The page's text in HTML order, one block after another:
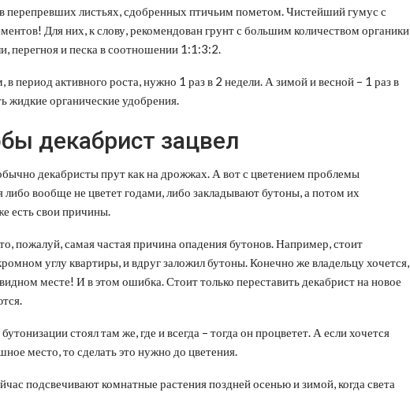
перепревших листьях, сдобренных птичьим пометом. Чистейший гумус с
Для них, к слову, рекомендован грунт с большим количеством органики
перегноя и песка в соотношении 1:1:3:2.
период активного роста, нужно 1 раз в 2 недели. А зимой и весной – 1 раз в
жидкие органические удобрения.
декабрист зацвел
декабристы прут как на дрожжах. А вот с цветением проблемы
вообще не цветет годами, либо закладывают бутоны, а потом их
есть свои причины.
пожалуй, самая частая причина опадения бутонов. Например, стоит
углу квартиры, и вдруг заложил бутоны. Конечно же владельцу хочется,
месте! И в этом ошибка. Стоит только переставить декабрист на новое
стоял там же, где и всегда – тогда он процветет. А если хочется
место, то сделать это нужно до цветения.
подсвечивают комнатные растения поздней осенью и зимой, когда света